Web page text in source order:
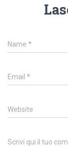
Name *
Email *
Website
Scrivi qui il tuo